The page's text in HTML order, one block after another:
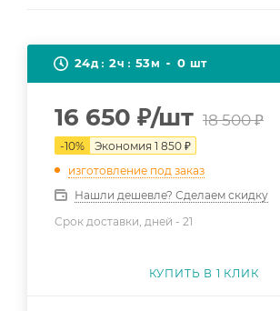
24д 2ч 53м 0 шт
16 650 ₽/шт 18 500₽
-10% Экономия 1 850 ₽
изготовление под заказ
Нашли дешевле? Сделаем скидку
Срок доставки, дней - 21
КУПИТЬ В 1 КЛИК